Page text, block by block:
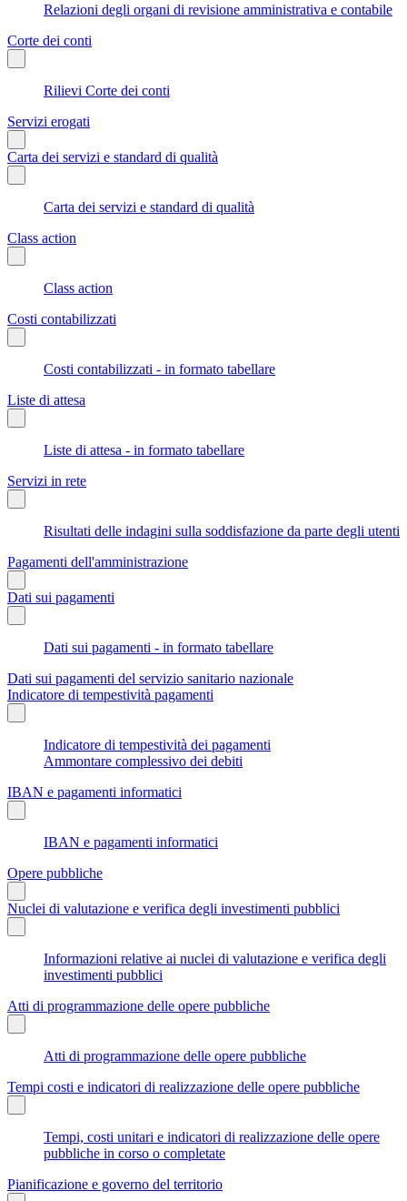
Relazioni degli organi di revisione amministrativa e contabile
Corte dei conti
Rilievi Corte dei conti
Servizi erogati
Carta dei servizi e standard di qualità
Carta dei servizi e standard di qualità
Class action
Class action
Costi contabilizzati
Costi contabilizzati - in formato tabellare
Liste di attesa
Liste di attesa - in formato tabellare
Servizi in rete
Risultati delle indagini sulla soddisfazione da parte degli utenti
Pagamenti dell'amministrazione
Dati sui pagamenti
Dati sui pagamenti - in formato tabellare
Dati sui pagamenti del servizio sanitario nazionale
Indicatore di tempestività pagamenti
Indicatore di tempestività dei pagamenti
Ammontare complessivo dei debiti
IBAN e pagamenti informatici
IBAN e pagamenti informatici
Opere pubbliche
Nuclei di valutazione e verifica degli investimenti pubblici
Informazioni relative ai nuclei di valutazione e verifica degli
investimenti pubblici
Atti di programmazione delle opere pubbliche
Atti di programmazione delle opere pubbliche
Tempi costi e indicatori di realizzazione delle opere pubbliche
Tempi, costi unitari e indicatori di realizzazione delle opere
pubbliche in corso o completate
Pianificazione e governo del territorio